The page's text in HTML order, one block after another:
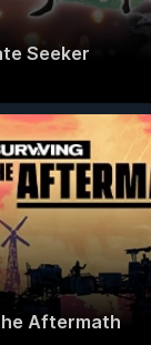
Seeker
Aftermath